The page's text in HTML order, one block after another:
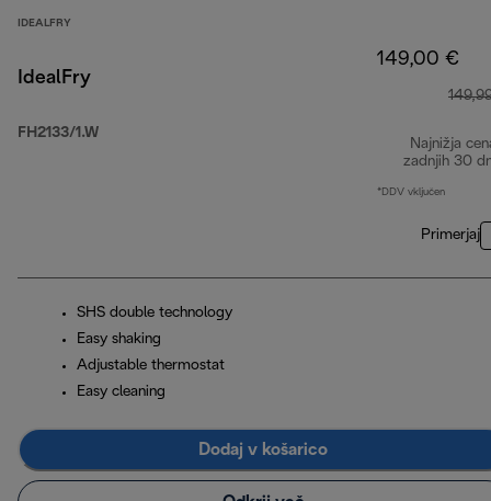
IDEALFRY
IdealFry
FH2133/1.W
149,00 €
Najnižja
zadnjih 30
*DDV vključen
Primerjaj
SHS double technology
Easy shaking
Adjustable thermostat
Easy cleaning
Dodaj v košarico